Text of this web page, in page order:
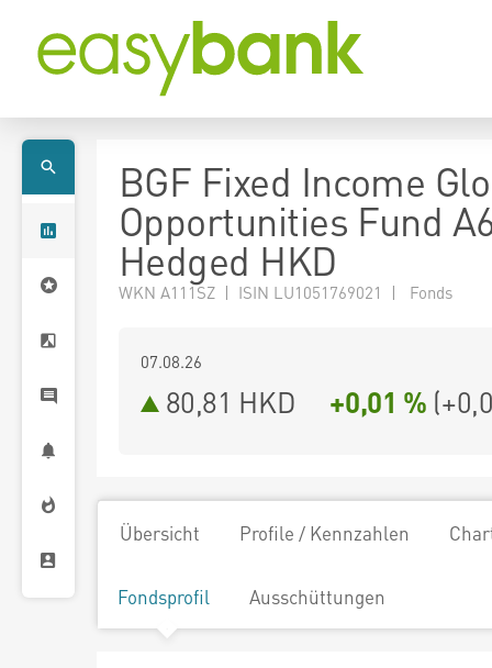
BGF Fixed Income
Opportunities Fund
Hedged HKD
WKN A111SZ | ISIN LU1051769021 | Fonds
07.08.26
80,81 HKD +0,01 % (
Übersicht Profile / Kennzahlen
Fondsprofil Ausschüttungen